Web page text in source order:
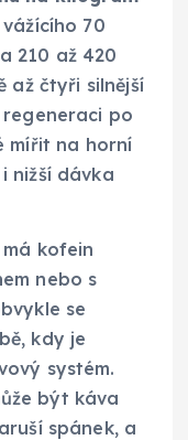
70
210 až 420
až čtyři silnější
po
mířit na horní
nižší dávka
kofein
nebo s
se
kdy je
systém.
být káva
spánek, a